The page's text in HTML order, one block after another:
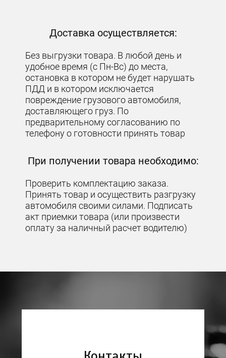
Доставка осуществляется:
Без выгрузки товара. В любой день и
удобное время (с Пн-Вс) до места,
остановка в котором не будет нарушать
ПДД и в котором исключается
повреждение грузового автомобиля,
доставляющего груз. По
предварительному согласованию по
телефону о готовности принять товар
При получении товара необходимо:
Проверить комплектацию заказа.
Принять товар и осуществить разгрузку
автомобиля своими силами. Подписать
акт приемки товара (или произвести
оплату за наличный расчет водителю)